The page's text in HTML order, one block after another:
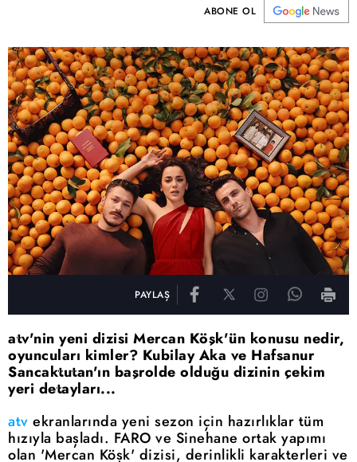
ABONE OL
PAYLAŞ
atv'nin yeni dizisi Mercan Köşk'ün konusu nedir,
oyuncuları kimler? Kubilay Aka ve Hafsanur
Sancaktutan'ın başrolde olduğu dizinin çekim
yeri detayları...
atv ekranlarında yeni sezon için hazırlıklar tüm
hızıyla başladı. FARO ve Sinehane ortak yapımı
olan 'Mercan Köşk' dizisi, derinlikli karakterleri ve